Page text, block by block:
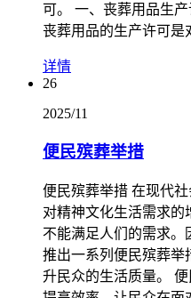
可。 一、丧葬用品生产
丧葬用品的生产许可是
详情
26
2025/11
便民殡葬举措
便民殡葬举措 在现代
对精神文化生活需求的
不能满足人们的需求。
推出一系列便民殡葬举
升民众的生活质量。